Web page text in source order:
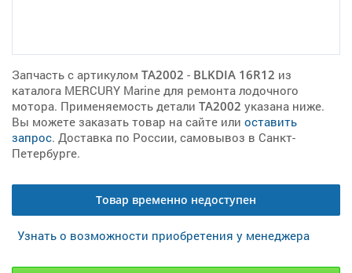
Запчасть с артикулом TA2002 - BLKDIA 16R12 из
каталога MERCURY Marine для ремонта лодочного
мотора. Применяемость детали TA2002 указана ниже.
Вы можете заказать товар на сайте или оставить
запрос. Доставка по России, самовывоз в Санкт-
Петербурге.
Товар временно недоступен
Узнать о возможности приобретения у менеджера